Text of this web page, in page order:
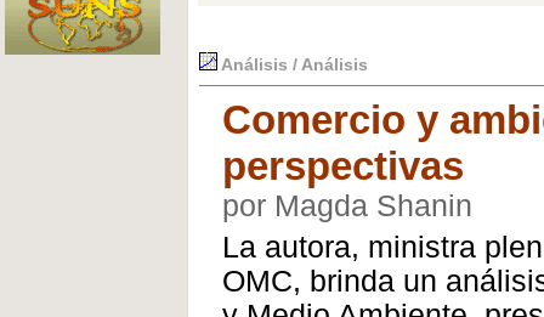
Análisis / Análisis
Comercio y
perspectivas
por Magda Shanin
La autora, ministra
OMC, brinda un